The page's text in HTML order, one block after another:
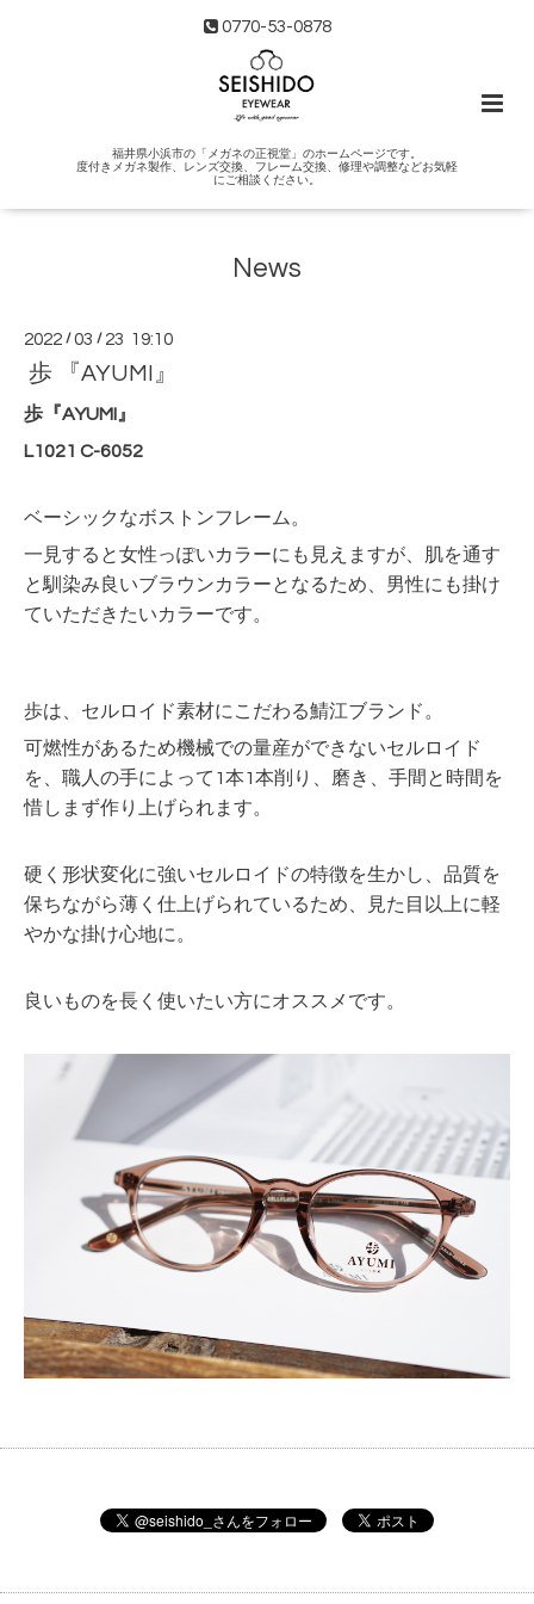
0770-53-0878
福井県小浜市の「メガネの正視堂」のホームページです。
度付きメガネ製作、レンズ交換、フレーム交換、修理や調整などお気軽
にご相談ください。
News
2022 /03 / 23 19:10
歩 『AYUMI』
歩『AYUMI』
L1021 C-6052
ベーシックなボストンフレーム。
一見すると女性っぽいカラーにも見えますが、肌を通す
と馴染み良いブラウンカラーとなるため、男性にも掛け
ていただきたいカラーです。
歩は、セルロイド素材にこだわる鯖江ブランド。
可燃性があるため機械での量産ができないセルロイド
を、職人の手によって1本1本削り、磨き、手間と時間を
惜しまず作り上げられます。
硬く形状変化に強いセルロイドの特徴を生かし、品質を
保ちながら薄く仕上げられているため、見た目以上に軽
やかな掛け心地に。
良いものを長く使いたい方にオススメです。